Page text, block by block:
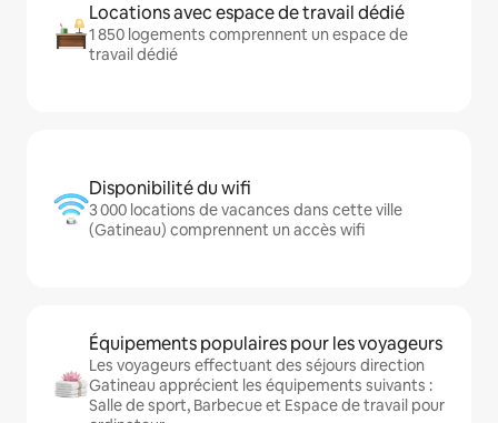
Locations avec espace de travail dédié
1 850 logements comprennent un espace de
travail dédié
Disponibilité du wifi
3 000 locations de vacances dans cette ville
(Gatineau) comprennent un accès wifi
Équipements populaires pour les voyageurs
Les voyageurs effectuant des séjours direction
Gatineau apprécient les équipements suivants :
Salle de sport, Barbecue et Espace de travail pour